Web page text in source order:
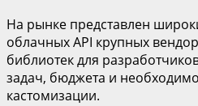
На рынке представлен
облачных API крупных
библиотек для
задач, бюджета и
кастомизации.